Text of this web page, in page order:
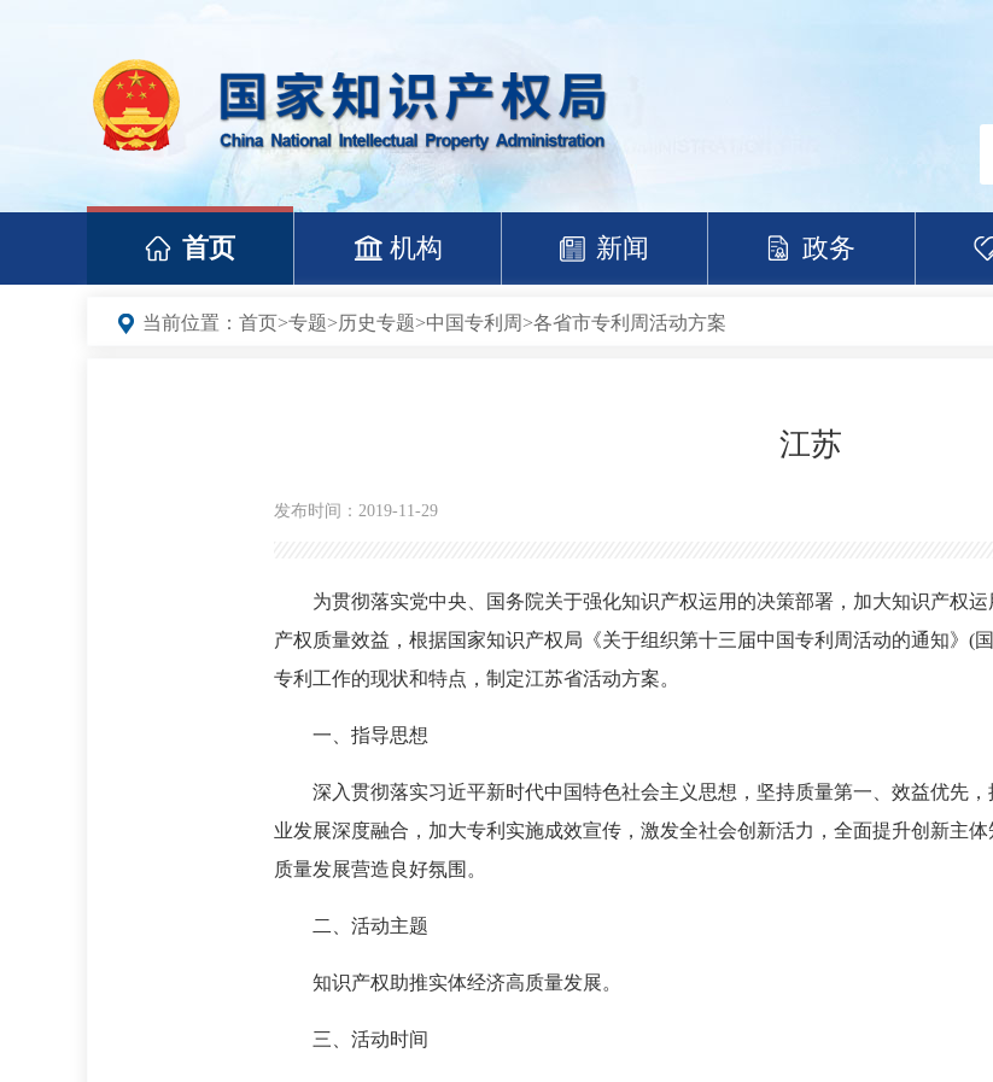
首页 机构 新闻 政务
当前位置： 首页>专题>历史专题>中国专利周 >各省市专利周活动方案
江苏
发布时间：2019-11-29
为贯彻落实党中央、国务院关于强化知识产权运用的决策部署，加大知识产权运
产权质量效益，根据国家知识产权局《关于组织第十三届中国专利周活动的通知》(
专利工作的现状和特点，制定江苏省活动方案。
一、指导思想
深入贯彻落实习近平新时代中国特色社会主义思想，坚持质量第一、效益优先，
业发展深度融合，加大专利实施成效宣传，激发全社会创新活力，全面提升创新主
质量发展营造良好氛围。
二、活动主题
知识产权助推实体经济高质量发展。
三、活动时间